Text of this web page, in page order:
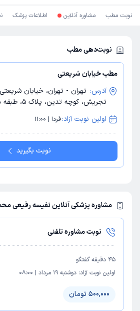
نوبت مطب مشاوره آنلاین اطلاعات پزشک
نوبت‌دهی مطب
مطب خیابان شریعتی
آدرس: تهران - تهران، خیابان
تجریش، کوچه تدین، پلاک 5، طبقه دوم
اولین نوبت آزاد:فردا | 11:00
نوبت بگیرید
مشاوره پزشکی آنلاین نفیسه رفیعی
نوبت مشاوره تلفنی
45 دقیقه گفتگو
اولین نوبت آزاد: دوشنبه 19 مرداد |
08:00
500,000 تومان